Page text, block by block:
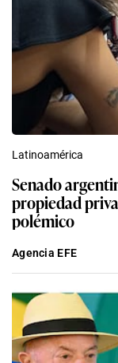
Latinoamérica
Senado
propiedad
polémico
Agencia EFE